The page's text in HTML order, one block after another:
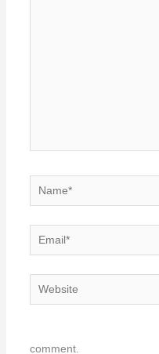
Name*
Email*
Website
comment.